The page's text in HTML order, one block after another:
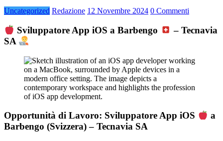
Uncategorized Redazione 12 Novembre 2024 0 Commenti
Sviluppatore App iOS a Barbengo
– Tecnavia
SA
Opportunità di Lavoro: Sviluppatore App iOS
a
Barbengo (Svizzera) – Tecnavia SA